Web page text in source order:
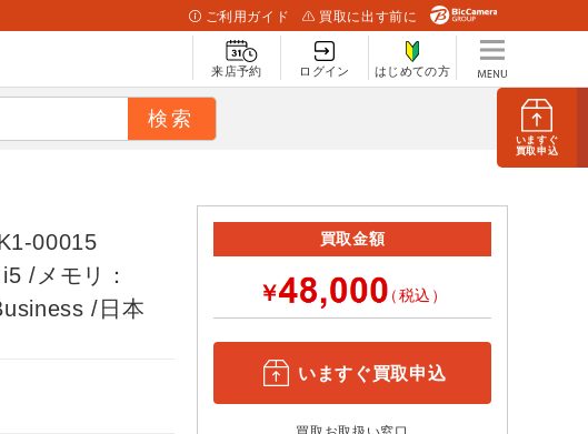
いますぐ
買取申込
ご利用ガイド 買取に出す前に
来店予約 ログイン はじめての方
00015
/メモリ：
/日本
買取金額
￥ （税込）
いますぐ買取申込